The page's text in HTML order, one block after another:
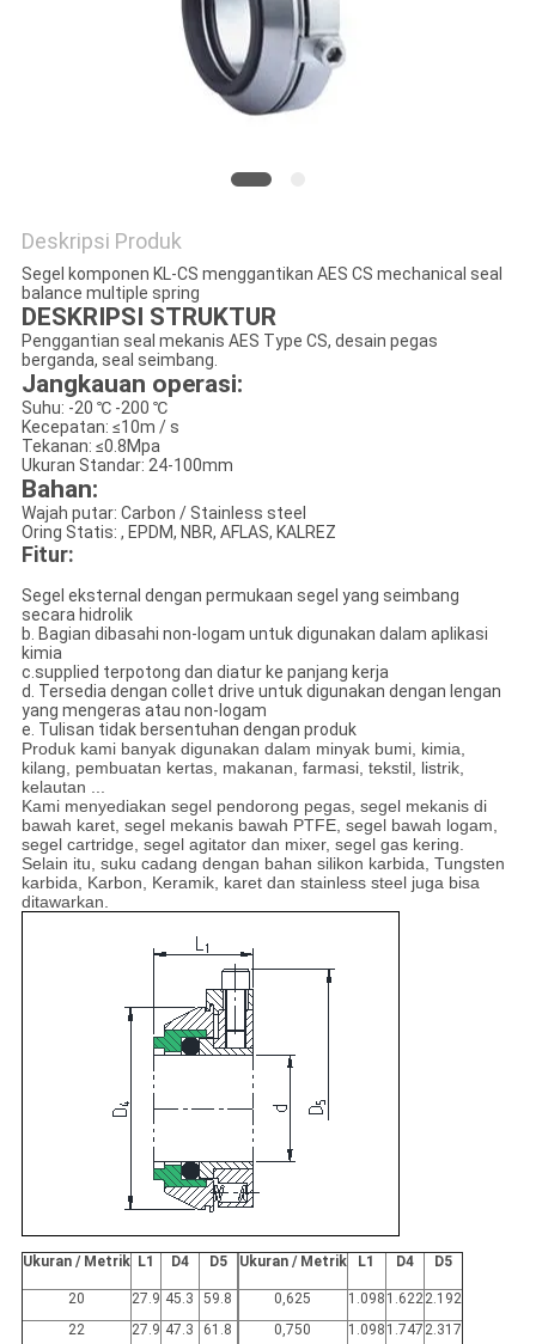
Deskripsi Produk
Segel komponen KL-CS menggantikan AES CS mechanical seal
balance multiple spring
DESKRIPSI STRUKTUR
Penggantian seal mekanis AES Type CS, desain pegas
berganda, seal seimbang.
Jangkauan operasi:
Suhu: -20 ℃ -200 ℃
Kecepatan: ≤10m / s
Tekanan: ≤0.8Mpa
Ukuran Standar: 24-100mm
Bahan:
Wajah putar: Carbon / Stainless steel
Oring Statis: , EPDM, NBR, AFLAS, KALREZ
Fitur:
Segel eksternal dengan permukaan segel yang seimbang
secara hidrolik
b. Bagian dibasahi non-logam untuk digunakan dalam aplikasi
kimia
c.supplied terpotong dan diatur ke panjang kerja
d. Tersedia dengan collet drive untuk digunakan dengan lengan
yang mengeras atau non-logam
e. Tulisan tidak bersentuhan dengan produk
Produk kami banyak digunakan dalam minyak bumi, kimia,
kilang, pembuatan kertas, makanan, farmasi, tekstil, listrik,
kelautan ...
Kami menyediakan segel pendorong pegas, segel mekanis di
bawah karet, segel mekanis bawah PTFE, segel bawah logam,
segel cartridge, segel agitator dan mixer, segel gas kering.
Selain itu, suku cadang dengan bahan silikon karbida, Tungsten
karbida, Karbon, Keramik, karet dan stainless steel juga bisa
ditawarkan.
Ukuran / Metrik L1 D4 D5 Ukuran / Metrik L1 D4 D5
20 27.9 45.3 59.8 0,625 1.098 1.6222.192
22
27.9 47.3 61.8 0,750 1.098 1.747 2.317